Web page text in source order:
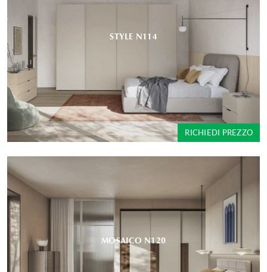
STYLE N114
RICHIEDI PREZZO
MOSAICO N120